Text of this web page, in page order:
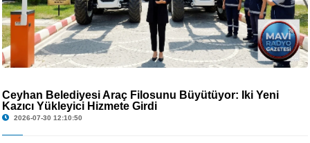
Ceyhan Belediyesi Araç Filosunu Büyütüyor: İki Yeni
Kazıcı Yükleyici Hizmete Girdi
2026-07-30 12:10:50